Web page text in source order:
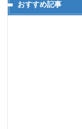
おすすめ記事